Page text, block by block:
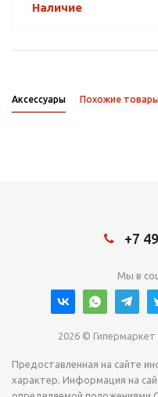
Наличие
Аксессуары Похожие
+7
Мы в
2026 ©
Предоставленная на сайте
характер. Информация на